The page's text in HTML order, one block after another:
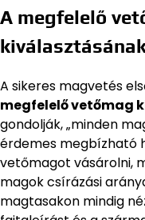
A megfelelő
A sikeres magvetés
megfelelő vetőmag
gondolják, „minden
érdemes megbízható
vetőmagot vásárolni,
magok csírázási
magtasakon mindig